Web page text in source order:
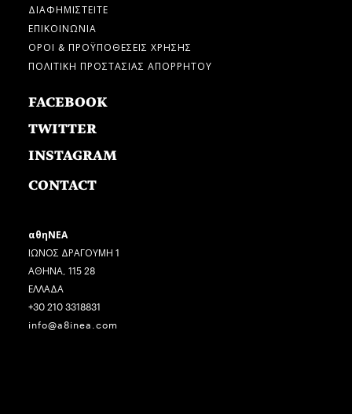
ΔΙΑΦΗΜΙΣΤΕΙΤΕ
ΕΠΙΚΟΙΝΩΝΙΑ
ΟΡΟΙ & ΠΡΟΫΠΟΘΕΣΕΙΣ ΧΡΗΣΗΣ
ΠΟΛΙΤΙΚΗ ΠΡΟΣΤΑΣΙΑΣ ΑΠΟΡΡΗΤΟΥ
FACEBOOK
TWITTER
INSTAGRAM
CONTACT
αθηΝΕΑ
ΙΩΝΟΣ ΔΡΑΓΟΥΜΗ 1
ΑΘΗΝΑ, 115 28
ΕΛΛΑΔΑ
+30 210 3318831
info@a8inea.com